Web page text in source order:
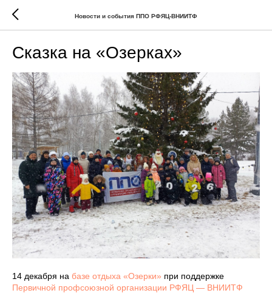
Новости и события ППО РФЯЦ-ВНИИТФ
Сказка на «Озерках»
14 декабря на базе отдыха «Озерки» при поддержке
Первичной профсоюзной организации РФЯЦ — ВНИИТФ